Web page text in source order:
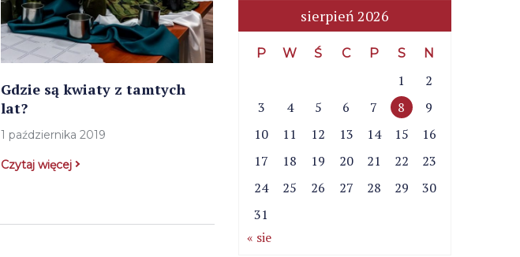
Gdzie są kwiaty z tamtych
lat?
1 października 2019
Czytaj więcej
sierpień 2026
P W Ś C P S N
1
2
3
4 5 6 7 8
9
10
11 12 13 14 15
16
17
18 19 20 21 22
23
24
25 26 27 28 29
30
31
« sie